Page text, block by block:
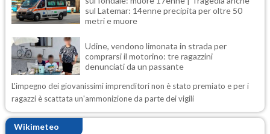
sul Latemar: 14enne precipita per oltre 50
metri e muore
Udine, vendono limonata in strada per
comprarsi il motorino: tre ragazzini
denunciati da un passante
L'impegno dei giovanissimi imprenditori non è stato premiato e per i
ragazzi è scattata un'ammonizione da parte dei vigili
Wikimeteo